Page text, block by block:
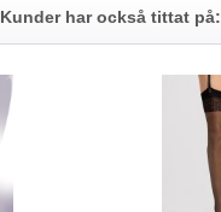
Kunder har också tittat på: